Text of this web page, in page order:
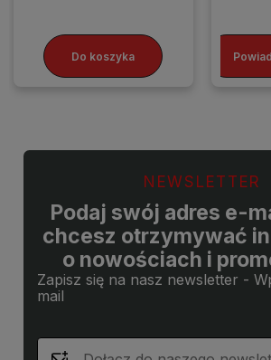
Do koszyka
NEWSLETTER
Podaj swój adres e-
chcesz otrzymywać
o nowościach i
Zapisz się na nasz newsletter -
mail